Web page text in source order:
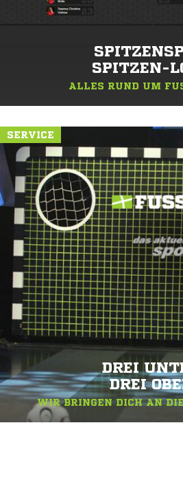
SPITZEN-
ALLES RUND UM
SERVICE
DREI
DREI
WIR BRINGEN DICH AN